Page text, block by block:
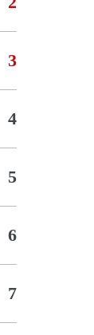
3
4
5
6
7